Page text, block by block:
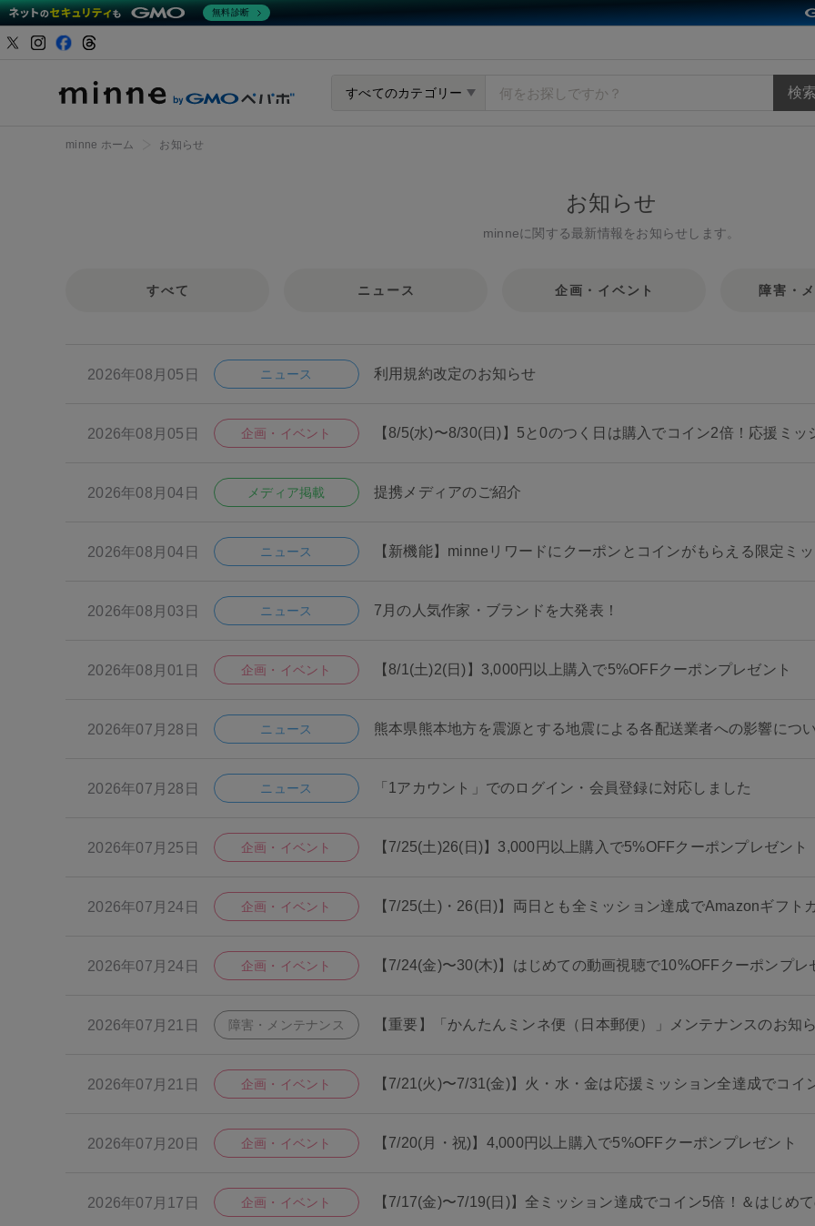
すべてのカテゴリー
minne ホーム お知らせ
お知らせ
minneに関する最新情報をお知らせします。
すべて ニュース 企画・イベント 障害・
2026年08月05日 ニュース 利用規約改定のお知らせ
2026年08月05日 企画・イベント 【8/5(水)〜8/30(日)】5と0のつく日は購入でコイン2倍！応援ミ
2026年08月04日 メディア掲載 提携メディアのご紹介
2026年08月04日 ニュース 【新機能】minneリワードにクーポンとコインがもらえる限定ミ
2026年08月03日 ニュース 7月の人気作家・ブランドを大発表！
2026年08月01日 企画・イベント 【8/1(土)2(日)】3,000円以上購入で5%OFFクーポンプレゼント
2026年07月28日 ニュース 熊本県熊本地方を震源とする地震による各配送業者への影響につ
2026年07月28日 ニュース 「1アカウント」でのログイン・会員登録に対応しました
2026年07月25日 企画・イベント 【7/25(土)26(日)】3,000円以上購入で5%OFFクーポンプレゼント
2026年07月24日 企画・イベント 【7/25(土)・26(日)】両日とも全ミッション達成でAmazonギフト
2026年07月24日 企画・イベント 【7/24(金)〜30(木)】はじめての動画視聴で10%OFFクーポンプレ
2026年07月21日 障害・メンテナンス 【重要】「かんたんミンネ便（日本郵便）」メンテナンスのお知
2026年07月21日 企画・イベント 【7/21(火)〜7/31(金)】火・水・金は応援ミッション全達成でコイ
2026年07月20日 企画・イベント 【7/20(月・祝)】4,000円以上購入で5%OFFクーポンプレゼント
2026年07月17日 企画・イベント 【7/17(金)〜7/19(日)】全ミッション達成でコイン5倍！＆はじめ
無料診断